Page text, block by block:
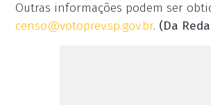
Outras informações podem ser
censo@votoprev.sp.gov.br. (Da